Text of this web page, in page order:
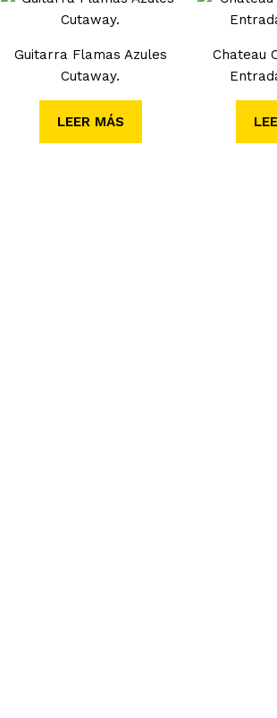
Guitarra Flamas Azules
Cutaway.
LEER MÁS
Chateau